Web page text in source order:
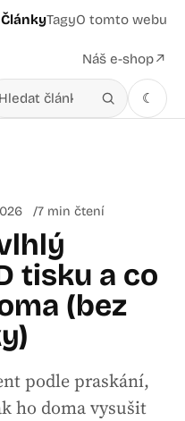
ČlánkyTagyO tomto webu
Náš e-shop↗
v článcích ☾
7 min čtení
tisku a co
(bez
podle praskání,
ho doma vysušit